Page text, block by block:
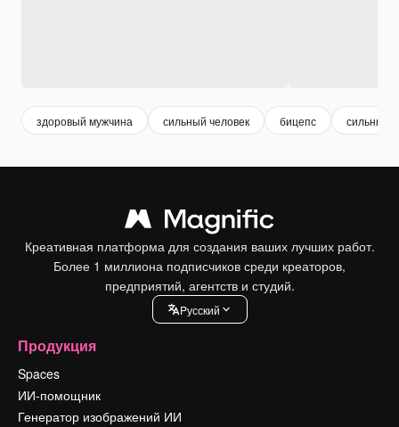
здоровый мужчина сильный человек бицепс сильный
Креативная платформа для создания ваших лучших работ.
Более 1 миллиона подписчиков среди креаторов,
предприятий, агентств и студий.
Pусский
Продукция
Spaces
ИИ-помощник
Генератор изображений ИИ